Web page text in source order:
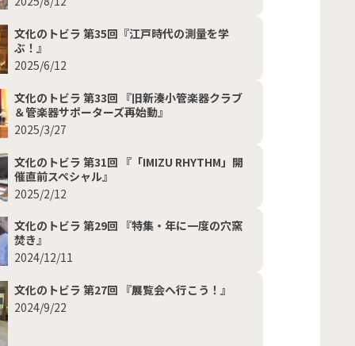
文化のトビラ 第35回『江戸時代の測量を学
ぶ！』
2025/6/12
文化のトビラ 第33回 『旧新湊小管楽器クラブ
＆管楽器サポーターズ再始動』
2025/3/27
文化のトビラ 第31回 『「IMIZU RHYTHM」開
催直前スペシャル』
2025/2/12
文化のトビラ 第29回 『特集・年に一度の穴窯
焚き』
2024/12/11
文化のトビラ 第27回 『展覧会へ行こう！』
2024/9/22